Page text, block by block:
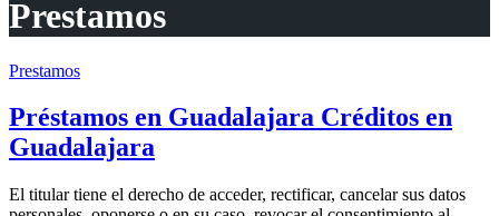
Prestamos
Prestamos
Préstamos en Guadalajara Créditos en
Guadalajara
El titular tiene el derecho de acceder, rectificar, cancelar sus datos